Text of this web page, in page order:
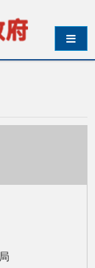
导航切换